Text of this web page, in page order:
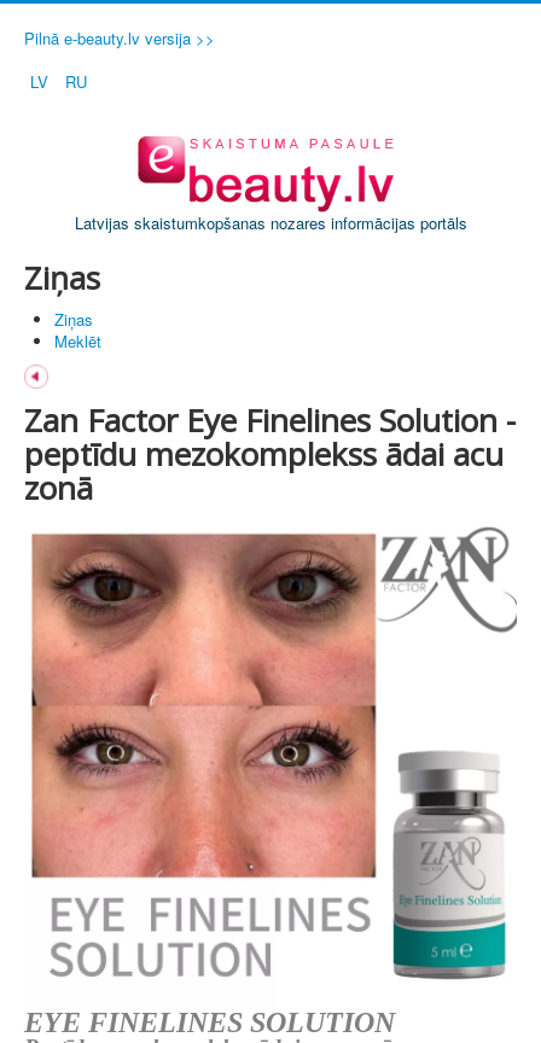
Pilnā e-beauty.lv versija >>
LV
RU
Latvijas skaistumkopšanas nozares informācijas portāls
Ziņas
Ziņas
Meklēt
Zan Factor Eye Finelines Solution -
peptīdu mezokomplekss ādai acu
zonā
EYE FINELINES SOLUTION